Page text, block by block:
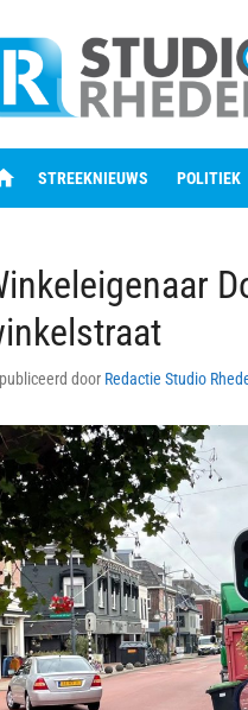
STREEKNIEUWS POLITIEK
door Redactie Studio